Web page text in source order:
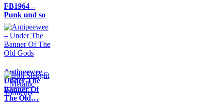
FB1964 –
Punk und so
Antipeewee –
Under The
Banner Of
The Old…